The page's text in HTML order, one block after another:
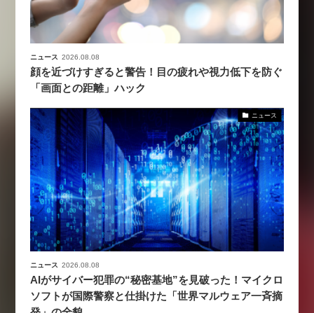
ニュース 2026.08.08
顔を近づけすぎると警告！目の疲れや視力低下を防ぐ
「画面との距離」ハック
ニュース
ニュース 2026.08.08
AIがサイバー犯罪の“秘密基地”を見破った！マイクロ
ソフトが国際警察と仕掛けた「世界マルウェア一斉摘